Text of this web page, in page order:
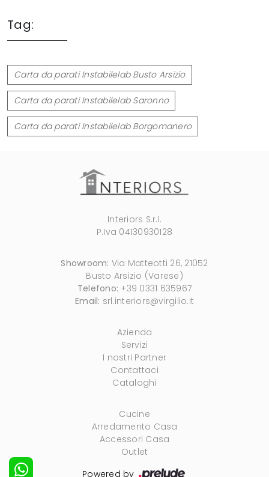
Tag:
Carta da parati Instabilelab Busto Arsizio
Carta da parati Instabilelab Saronno
Carta da parati Instabilelab Borgomanero
Interiors S.r.l.
P.Iva 04130930128
Showroom: Via Matteotti 26, 21052
Busto Arsizio (Varese)
Telefono: +39 0331 635967
Email: srl.interiors@virgilio.it
Azienda
Servizi
I nostri Partner
Contattaci
Cataloghi
Cucine
Arredamento Casa
Accessori Casa
Outlet
Powered by